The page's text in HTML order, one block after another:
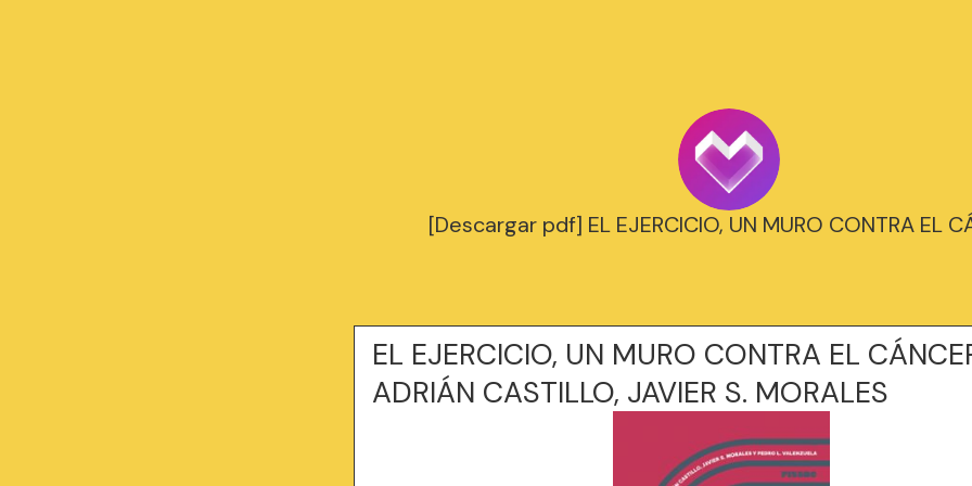
[Descargar pdf] EL EJERCICIO, UN MURO CONTRA EL
EL EJERCICIO, UN MURO CONTRA EL
ADRIÁN CASTILLO, JAVIER S. MORALES